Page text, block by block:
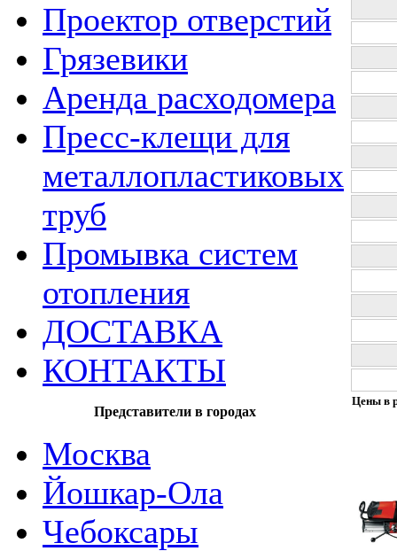
Проектор отверстий
Грязевики
Аренда расходомера
Пресс-клещи для
металлопластиковых
труб
Промывка систем
отопления
ДОСТАВКА
КОНТАКТЫ
Представители в городах
Москва
Йошкар-Ола
Чебоксары
Цены в